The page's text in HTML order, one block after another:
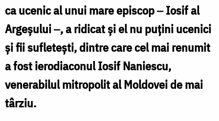
ca ucenic al unui mare episcop ‒ Iosif al
Argeşului ‒, a ridicat şi el nu puţini ucenici
şi fii sufleteşti, dintre care cel mai renumit
a fost ierodiaconul Iosif Naniescu,
venerabilul mitropolit al Moldovei de mai
târziu.